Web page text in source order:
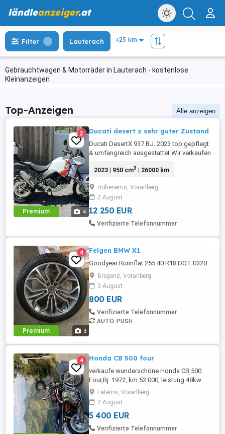
ländleanzeiger.at
Gebrauchtwagen & Motorräder in Lauterach - kostenlose
Kleinanzeigen
Filter Lauterach
Top-Anzeigen Alle anzeigen
Premium 4
2 Ducati desert x sehr guter Zustand
Ducati DesertX 937 BJ. 2023 top gepflegt
& umfangreich ausgestattet Wir verkaufen
unsere Ducati DesertX. Fahrzeugdaten
937 cm V2 110 PS Ausstattung Ducati
Quick Shift Up Down Tempomat Cruise
Control ...
2023 | 950 cm3 | 26000 km
Hohenems, Vorarlberg
2 August
12 250 EUR
Verifizierte Telefonnummer
Premium 3
4 Felgen BMW X1
Goodyear Runnflat 255 40 R18 DOT 0320
Bregenz, Vorarlberg
3 August
800 EUR
Verifizierte Telefonnummer
AUTO-PUSH
4 Honda CB 500 four
verkaufe wunderschöne Honda CB 500
Four,Bj. 1972, km 52.000, leistung 48kw
(65 PS) läuft einwandfrei.
Laterns, Vorarlberg
2 August
5 400 EUR
Verifizierte Telefonnummer